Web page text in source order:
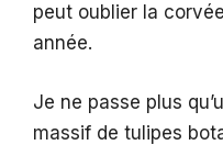
peut oublier la
année.
Je ne passe plus
massif de tulipes